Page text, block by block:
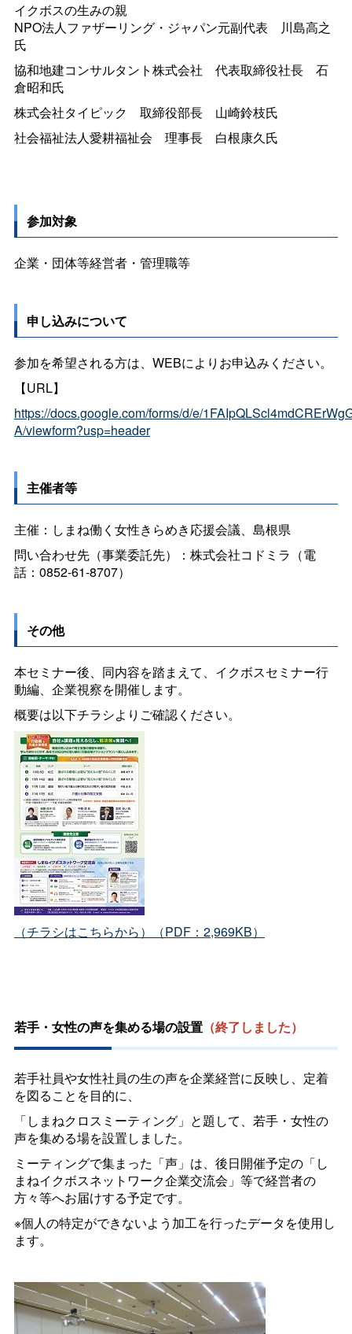
イクボスの生みの親
NPO法人ファザーリング・ジャパン元副代表 川島高之
氏
協和地建コンサルタント株式会社 代表取締役社長 石
倉昭和氏
株式会社タイピック 取締役部長 山崎鈴枝氏
社会福祉法人愛耕福祉会 理事長 白根康久氏
参加対象
企業・団体等経営者・管理職等
申し込みについて
参加を希望される方は、WEBによりお申込みください。
【URL】
https://docs.google.com/forms/d/e/
A/viewform?usp=header
主催者等
主催：しまね働く女性きらめき応援会議、島根県
問い合わせ先（事業委託先）：株式会社コドミラ（電
話：0852-61-8707）
その他
本セミナー後、同内容を踏まえて、イクボスセミナー行
動編、企業視察を開催します。
概要は以下チラシよりご確認ください。
（チラシはこちらから）（PDF：2,969KB）
若手・女性の声を集める場の設置（終了しました）
若手社員や女性社員の生の声を企業経営に反映し、定着
を図ることを目的に、
「しまねクロスミーティング」と題して、若手・女性の
声を集める場を設置しました。
ミーティングで集まった「声」は、後日開催予定の「し
まねイクボスネットワーク企業交流会」等で経営者の
方々等へお届けする予定です。
※個人の特定ができないよう加工を行ったデータを使用し
ます。